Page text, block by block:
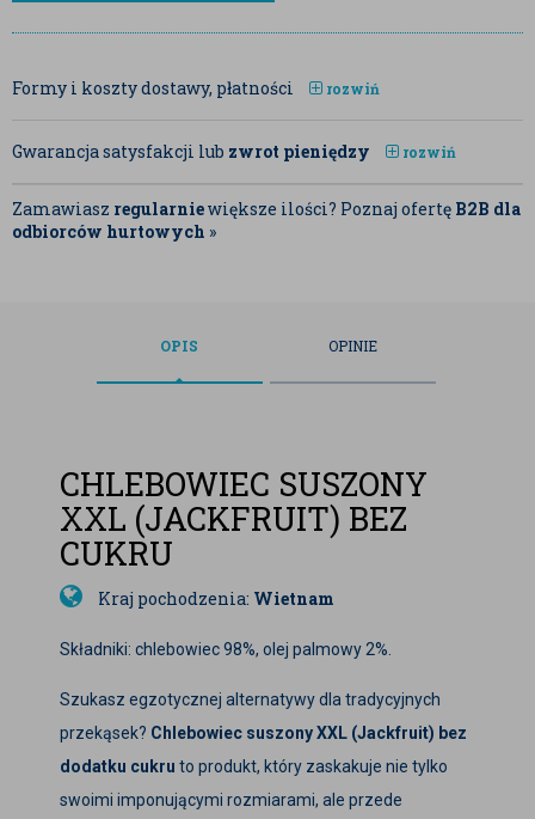
Formy i koszty dostawy, płatności rozwiń
Gwarancja satysfakcji lub zwrot pieniędzy rozwiń
Zamawiasz regularniewiększe ilości? Poznaj ofertę B2B dla
odbiorców hurtowych »
OPIS OPINIE
CHLEBOWIEC SUSZONY
XXL (JACKFRUIT) BEZ
CUKRU
Kraj pochodzenia: Wietnam
Składniki: chlebowiec 98%, olej palmowy 2%.
Szukasz egzotycznej alternatywy dla tradycyjnych
przekąsek? Chlebowiec suszony XXL (Jackfruit) bez
dodatku cukru to produkt, który zaskakuje nie tylko
swoimi imponującymi rozmiarami, ale przede